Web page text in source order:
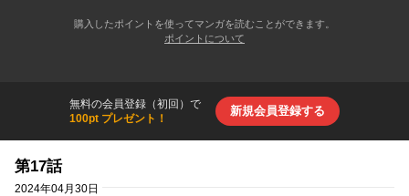
購入したポイントを使ってマンガを読むことができます。
ポイントについて
無料の会員登録（初回）で
100pt プレゼント！
新規会員登録する
第17話
2024年04月30日